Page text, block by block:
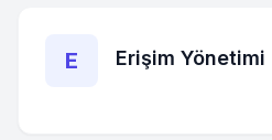
E Erişim Yönetimi